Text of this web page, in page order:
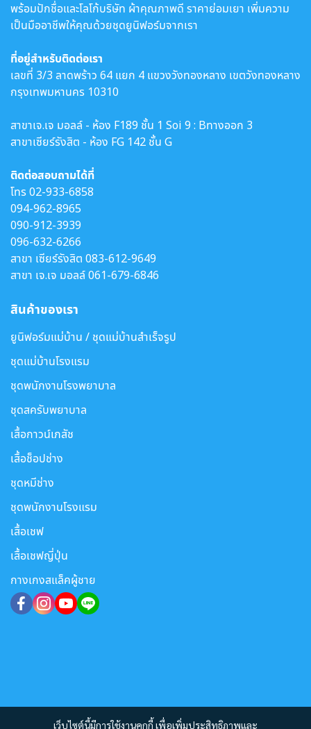
เว็บไซต์นี้มีการใช้งานคุกกี้ เพื่อเพิ่มประสิทธิภาพและ
พร้อมปักชื่อและโลโก้บริษัท ผ้าคุณภาพดี ราคาย่อมเยา เพิ่มความ
เป็นมืออาชีพให้คุณด้วยชุดยูนิฟอร์มจากเรา
ที่อยู่สำหรับติดต่อเรา
เลขที่ 3/3 ลาดพร้าว 64 แยก 4 แขวงวังทองหลาง เขตวังทองหลาง
กรุงเทพมหานคร 10310
สาขาเจ.เจ มอลล์ - ห้อง F189 ชั้น 1 Soi 9 : Bทางออก 3
สาขาเซียร์รังสิต - ห้อง FG 142 ชั้น G
ติดต่อสอบถามได้ที่
โทร02-933-6858
094-962-8965
090-912-3939
096-632-6266
สาขา เซียร์รังสิต 083-612-9649
สาขา เจ.เจ มอลล์061-679-6846
สินค้าของเรา
ยูนิฟอร์มแม่บ้าน / ชุดแม่บ้านสำเร็จรูป
ชุดแม่บ้านโรงแรม
ชุดพนักงานโรงพยาบาล
ชุดสครับพยาบาล
เสื้อกาวน์เภสัช
เสื้อช็อปช่าง
ชุดหมีช่าง
ชุดพนักงานโรงแรม
เสื้อเชฟ
เสื้อเชฟญี่ปุ่น
กางเกงสแล็คผู้ชาย